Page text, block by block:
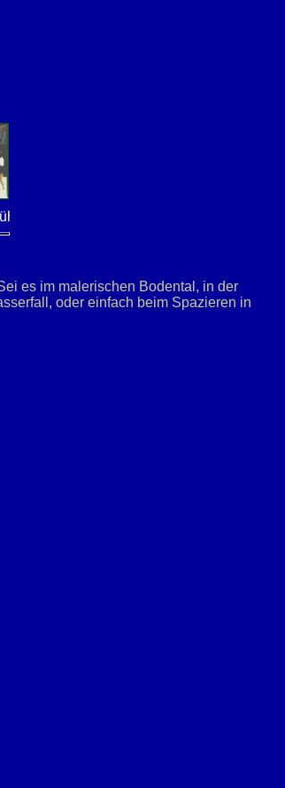
Natur - Ausgezeichnet mit dem
es im malerischen Bodental, in der
oder einfach beim Spazieren in